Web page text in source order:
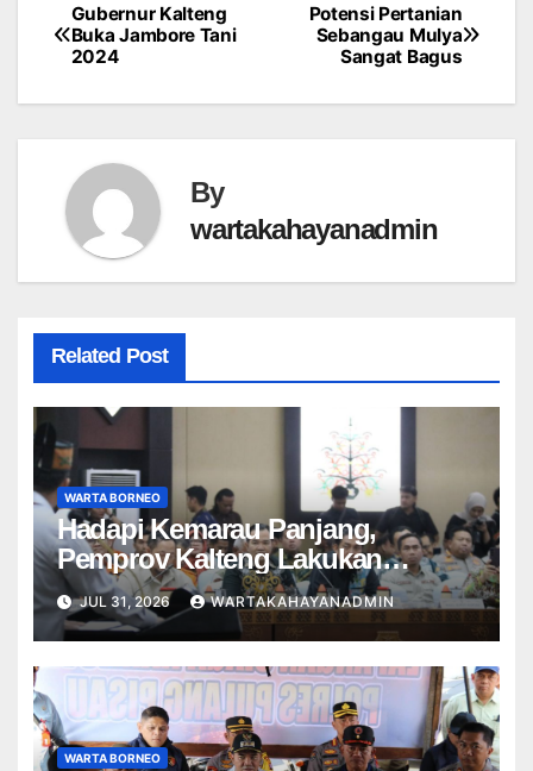
Post
navigation
Potensi Pertanian
Sebangau Mulya
Sangat Bagus
Gubernur Kalteng
Buka Jambore Tani
2024
By
wartakahayanadmin
Related Post
WARTA BORNEO
Hadapi Kemarau Panjang,
Pemprov Kalteng Lakukan
Langkah Strategis Tangani
Karhutla
JUL 31, 2026 WARTAKAHAYANADMIN
WARTA BORNEO